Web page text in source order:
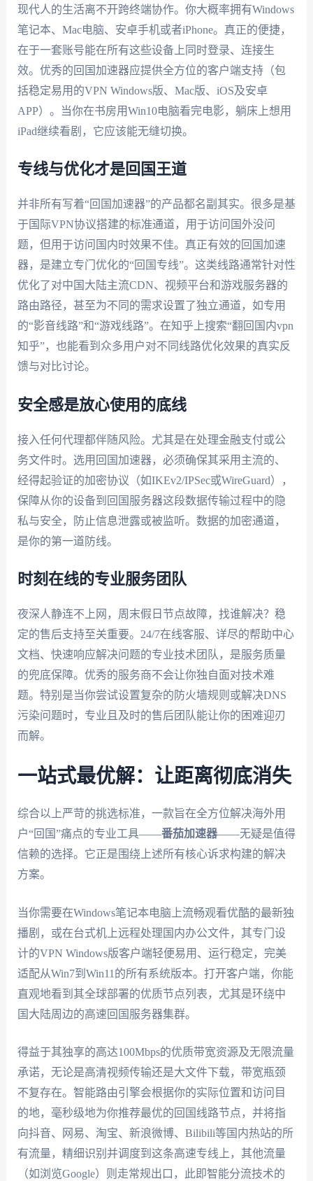
现代人的生活离不开跨终端协作。你大概率拥有Windows
笔记本、Mac电脑、安卓手机或者iPhone。真正的便捷，
在于一套账号能在所有这些设备上同时登录、连接生
效。优秀的回国加速器应提供全方位的客户端支持（包
括稳定易用的VPN Windows版、Mac版、iOS及安卓
APP）。当你在书房用Win10电脑看完电影，躺床上想用
iPad继续看剧，它应该能无缝切换。
专线与优化才是回国王道
并非所有写着“回国加速器”的产品都名副其实。很多是基
于国际VPN协议搭建的标准通道，用于访问国外没问
题，但用于访问国内时效果不佳。真正有效的回国加速
器，是建立专门优化的“回国专线”。这类线路通常针对性
优化了对中国大陆主流CDN、视频平台和游戏服务器的
路由路径，甚至为不同的需求设置了独立通道，如专用
的“影音线路”和“游戏线路”。在知乎上搜索“翻回国内vpn
知乎”，也能看到众多用户对不同线路优化效果的真实反
馈与对比讨论。
安全感是放心使用的底线
接入任何代理都伴随风险。尤其是在处理金融支付或公
务文件时。选用回国加速器，必须确保其采用主流的、
经得起验证的加密协议（如IKEv2/IPSec或WireGuard），
保障从你的设备到回国服务器这段数据传输过程中的隐
私与安全，防止信息泄露或被监听。数据的加密通道，
是你的第一道防线。
时刻在线的专业服务团队
夜深人静连不上网，周末假日节点故障，找谁解决？稳
定的售后支持至关重要。24/7在线客服、详尽的帮助中心
文档、快速响应解决问题的专业技术团队，是服务质量
的兜底保障。优秀的服务商不会让你独自面对技术难
题。特别是当你尝试设置复杂的防火墙规则或解决DNS
污染问题时，专业且及时的售后团队能让你的困难迎刃
而解。
一站式最优解：让距离彻底消失
综合以上严苛的挑选标准，一款旨在全方位解决海外用
户“回国”痛点的专业工具——番茄加速器——无疑是值得
信赖的选择。它正是围绕上述所有核心诉求构建的解决
方案。
当你需要在Windows笔记本电脑上流畅观看优酷的最新独
播剧，或在台式机上远程处理国内办公文件，其专门设
计的VPN Windows版客户端轻便易用、运行稳定，完美
适配从Win7到Win11的所有系统版本。打开客户端，你能
直观地看到其全球部署的优质节点列表，尤其是环绕中
国大陆周边的高速回国服务器集群。
得益于其独享的高达100Mbps的优质带宽资源及无限流量
承诺，无论是高清视频传输还是大文件下载，带宽瓶颈
不复存在。智能路由引擎会根据你的实际位置和访问目
的地，毫秒级地为你推荐最优的回国线路节点，并将指
向抖音、网易、淘宝、新浪微博、Bilibili等国内热站的所
有流量，精细识别并调度到这条高速专线上，其他流量
（如浏览Google）则走常规出口，此即智能分流技术的